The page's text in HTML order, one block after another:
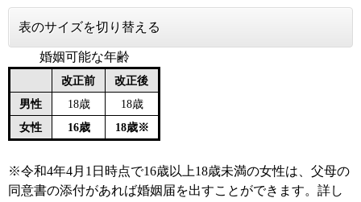
表のサイズを切り替える
婚姻可能な年齢
改正前
改正後
男性
18歳
18歳
女性
16歳 18歳※
※令和4年4月1日時点で16歳以上18歳未満の女性は、父母の
同意書の添付があれば婚姻届を出すことができます。詳し